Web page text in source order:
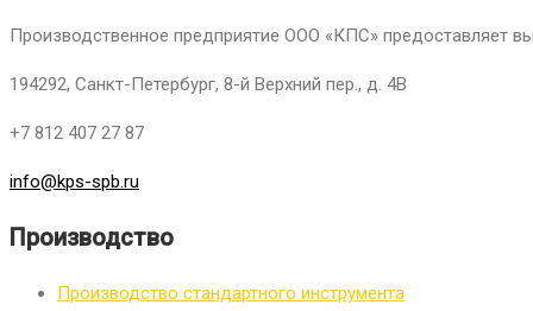
Производственное предприятие ООО «КПС» предоставляет
194292, Санкт-Петербург, 8-й Верхний пер., д. 4В
+7 812 407 27 87
info@kps-spb.ru
Производство
Производство стандартного инструмента